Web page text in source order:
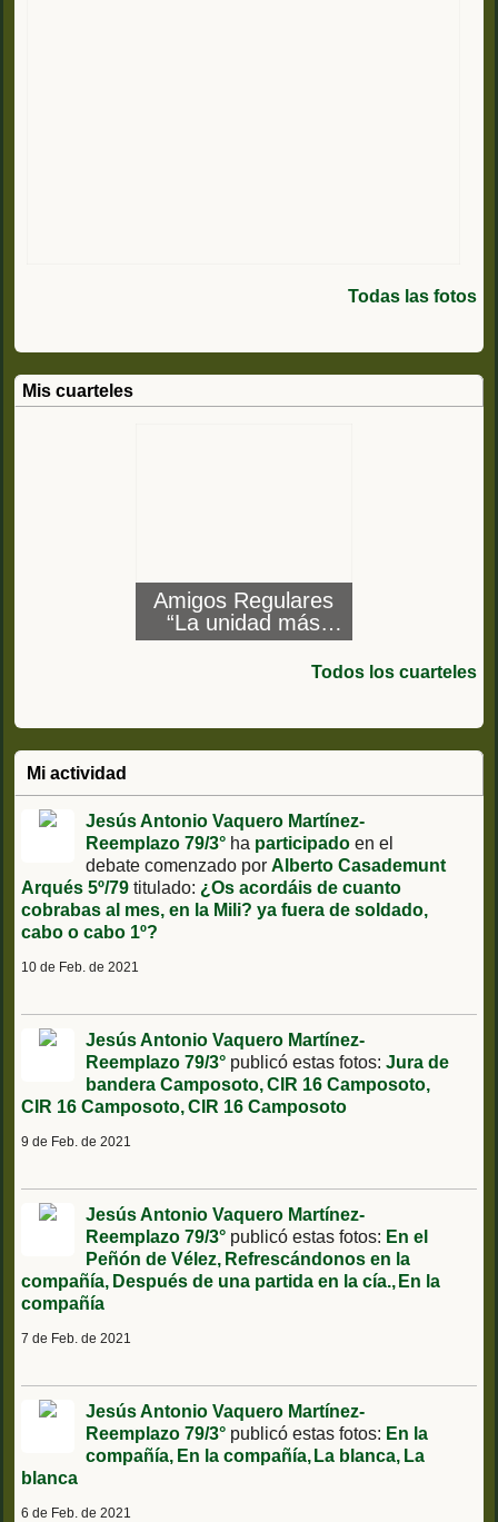
Todas las fotos
Mis cuarteles
Amigos Regulares
“La unidad más
condecorada del
Ejército Español”Todos los cuarteles
Mi actividad
Jesús Antonio Vaquero Martínez-
Reemplazo 79/3° ha participado en el
debate comenzado por Alberto Casademunt
Arqués 5º/79 titulado: ¿Os acordáis de cuanto
cobrabas al mes, en la Mili? ya fuera de soldado,
cabo o cabo 1º?
10 de Feb. de 2021
Jesús Antonio Vaquero Martínez-
Reemplazo 79/3° publicó estas fotos: Jura de
bandera Camposoto CIR 16 Camposoto
CIR 16 Camposoto CIR 16 Camposoto
9 de Feb. de 2021
Jesús Antonio Vaquero Martínez-
Reemplazo 79/3° publicó estas fotos: En el
Peñón de Vélez Refrescándonos en la
compañía Después de una partida en la cía. En la
compañía
7 de Feb. de 2021
Jesús Antonio Vaquero Martínez-
Reemplazo 79/3° publicó estas fotos: En la
compañía En la compañía La blanca La
blanca
6 de Feb. de 2021